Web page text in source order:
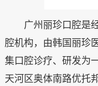
广州丽珍口腔是
腔机构，由韩国丽珍
集口腔诊疗、研发为
天河区奥体南路优托